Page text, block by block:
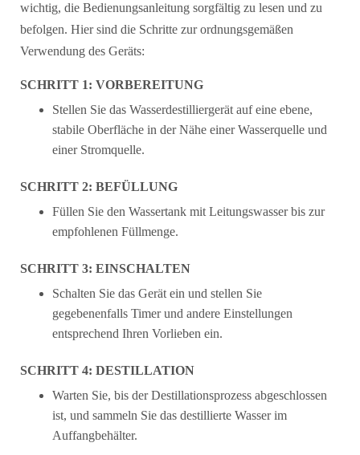
wichtig, die Bedienungsanleitung sorgfältig zu lesen und zu
befolgen. Hier sind die Schritte zur ordnungsgemäßen
Verwendung des Geräts:
SCHRITT 1: VORBEREITUNG
Stellen Sie das Wasserdestilliergerät auf eine ebene,
stabile Oberfläche in der Nähe einer Wasserquelle und
einer Stromquelle.
SCHRITT 2: BEFÜLLUNG
Füllen Sie den Wassertank mit Leitungswasser bis zur
empfohlenen Füllmenge.
SCHRITT 3: EINSCHALTEN
Schalten Sie das Gerät ein und stellen Sie
gegebenenfalls Timer und andere Einstellungen
entsprechend Ihren Vorlieben ein.
SCHRITT 4: DESTILLATION
Warten Sie, bis der Destillationsprozess abgeschlossen
ist, und sammeln Sie das destillierte Wasser im
Auffangbehälter.